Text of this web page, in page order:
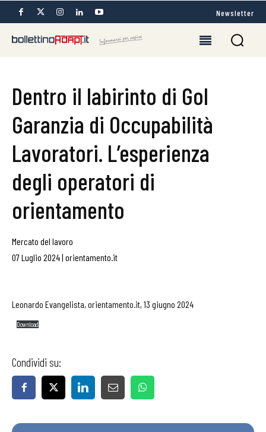
Newsletter
Dentro il labirinto di Gol
Garanzia di Occupabilità
Lavoratori. L’esperienza
degli operatori di
orientamento
Mercato del lavoro
07 Luglio 2024| orientamento.it
Leonardo Evangelista, orientamento.it, 13 giugno 2024
Download
Condividi su: